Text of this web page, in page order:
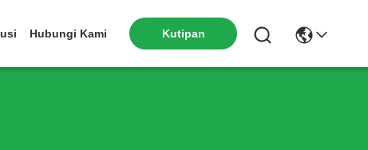
Hubungi Kami Kutipan